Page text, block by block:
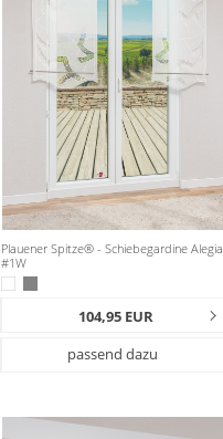
Plauener Spitze® - Schiebegardine Alegia
#1W
104,95 EUR
passend dazu